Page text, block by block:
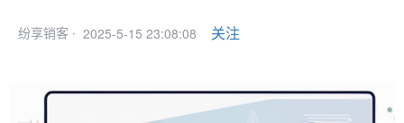
纷享销客 · 2025-5-15 23:08:08 关注